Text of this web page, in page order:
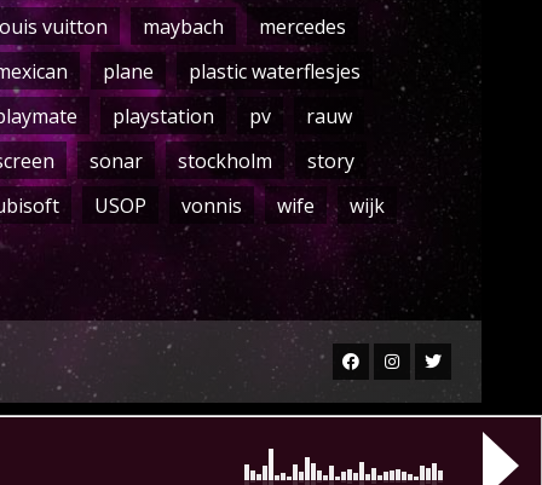
vuitton
maybach
mercedes
plane
plastic waterflesjes
playstation pv
rauw
sonar stockholm
story
USOP vonnis wife wijk
Facebook
Instagram
Twitter